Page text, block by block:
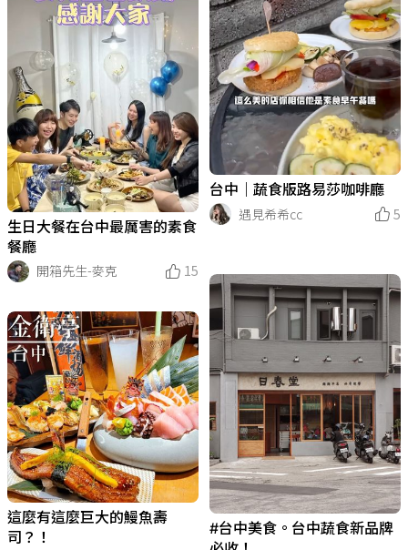
台中｜蔬食版路易莎咖啡廳
遇見希希cc
5
生日大餐在台中最厲害的素食
餐廳
開箱先生-麥克
15
#台中美食。台中蔬食新品牌
這麼有這麼巨大的鰻魚壽
司？！